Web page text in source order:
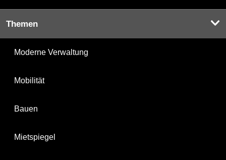
Themen
Moderne Verwaltung
Mobilität
Bauen
Mietspiegel